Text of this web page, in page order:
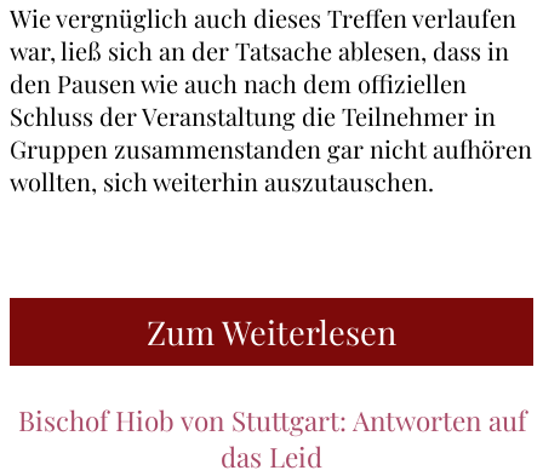
Wie vergnüglich auch dieses Treffen verlaufen
war, ließ sich an der Tatsache ablesen, dass in
den Pausen wie auch nach dem offiziellen
Schluss der Veranstaltung die Teilnehmer in
Gruppen zusammenstanden gar nicht aufhören
wollten, sich weiterhin auszutauschen.
Zum Weiterlesen
Bischof Hiob von Stuttgart: Antworten auf
das Leid